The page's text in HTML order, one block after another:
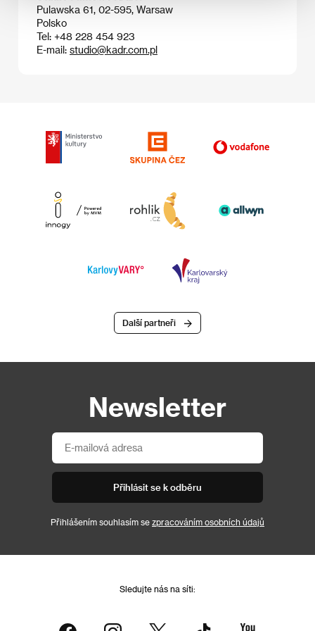
Pulawska 61, 02-595, Warsaw
Polsko
Tel: +48 228 454 923
E-mail: studio@kadr.com.pl
Další partneři
Newsletter
Přihlásit se k odběru
Přihlášením souhlasím se zpracováním osobních údajů
Sledujte nás na síti: